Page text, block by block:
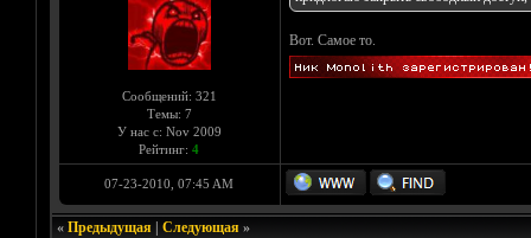
Сообщений: 321
Темы: 7
У нас с: Nov 2009
Рейтинг: 4
Вот. Самое то.
07-23-2010, 07:45 AM
« Предыдущая| Следующая»